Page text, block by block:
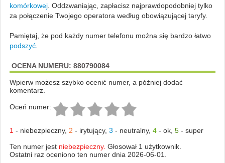
komórkowej. Oddzwaniając, zapłacisz najprawdopodobniej tylko
za połączenie Twojego operatora według obowiązującej taryfy.
Pamiętaj, że pod każdy numer telefonu można się bardzo łatwo
podszyć.
OCENA NUMERU: 880790084
Wpierw możesz szybko ocenić numer, a później dodać
komentarz.
Oceń numer:
1 - niebezpieczny, 2 - irytujący, 3 - neutralny, 4- ok, 5- super
Ten numer jest niebezpieczny. Głosował 1 użytkownik.
Ostatni raz oceniono ten numer dnia 2026-06-01.